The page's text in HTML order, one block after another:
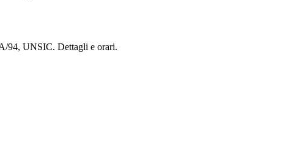
94, UNSIC. Dettagli e orari.